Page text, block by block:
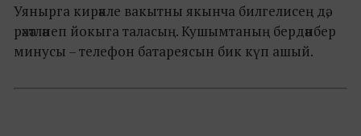
Уянырга кирәкле вакытны якынча билгелисең дә,
рәхәтләнеп йокыга таласың. Кушымтаның бердәнбер
минусы – телефон батареясын бик күп ашый.